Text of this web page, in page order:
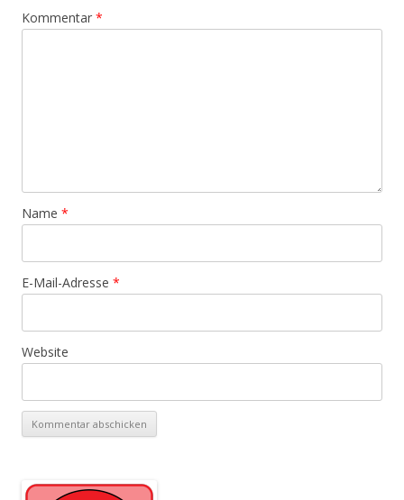
Kommentar *
Name *
E-Mail-Adresse *
Website